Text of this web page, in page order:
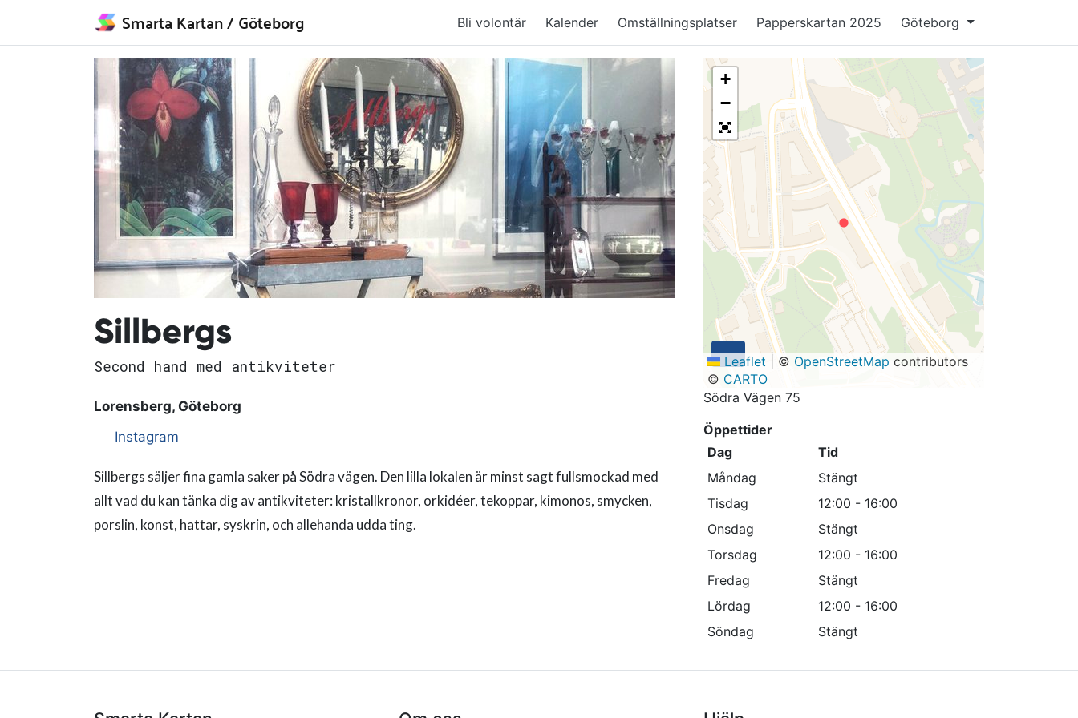
Smarta Kartan/ Göteborg Bli volontär Kalender Omställningsplatser Papperskartan 2025 Göteborg
Sillbergs
Second hand med antikviteter
Lorensberg, Göteborg
Instagram
Sillbergs säljer fina gamla saker på Södra vägen. Den lilla lokalen är minst sagt fullsmockad med
allt vad du kan tänka dig av antikviteter: kristallkronor, orkidéer, tekoppar, kimonos, smycken,
porslin, konst, hattar, syskrin, och allehanda udda ting.
+
−
Leaflet © OpenStreetMap contributors
© CARTO
Södra Vägen 75
Öppettider
Dag
Tid
Måndag
Stängt
Tisdag
12:00 - 16:00
Onsdag
Stängt
Torsdag
12:00 - 16:00
Fredag
Stängt
Lördag
12:00 - 16:00
Söndag
Stängt